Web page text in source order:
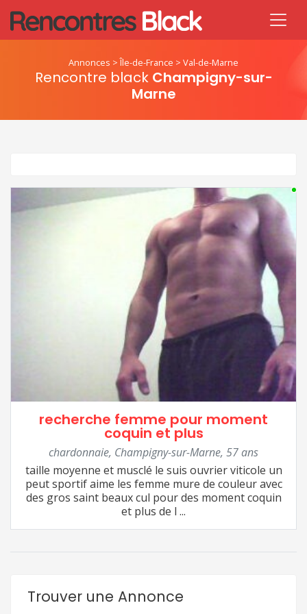
Annonces >Île-de-France > Val-de-Marne
Rencontre blackChampigny-sur-
Marne
recherche femme pour moment
coquin et plus
chardonnaie, Champigny-sur-Marne, 57 ans
taille moyenne et musclé le suis ouvrier viticole un
peut sportif aime les femme mure de couleur avec
des gros saint beaux cul pour des moment coquin
et plus de l ...
Trouver une Annonce